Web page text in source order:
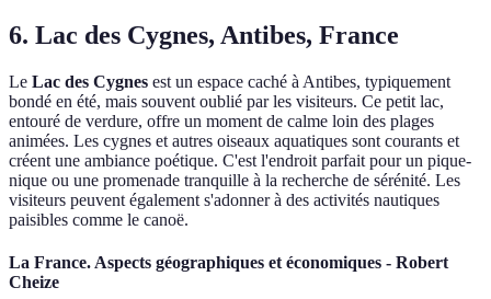
6. Lac des Cygnes, Antibes, France
Le Lac des Cygnes est un espace caché à Antibes, typiquement
bondé en été, mais souvent oublié par les visiteurs. Ce petit lac,
entouré de verdure, offre un moment de calme loin des plages
animées. Les cygnes et autres oiseaux aquatiques sont courants et
créent une ambiance poétique. C'est l'endroit parfait pour un pique-
nique ou une promenade tranquille à la recherche de sérénité. Les
visiteurs peuvent également s'adonner à des activités nautiques
paisibles comme le canoë.
La France. Aspects géographiques et économiques - Robert
Cheize